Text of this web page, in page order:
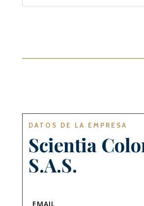
DATOS DE LA EMPRESA
Scientia
S.A.S.
EMAIL